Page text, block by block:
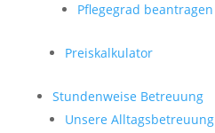
Pflegegrad beantragen
Preiskalkulator
Stundenweise Betreuung
Unsere Alltagsbetreuung